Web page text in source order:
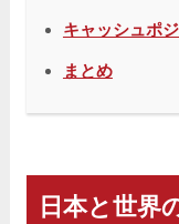
キャッシュポ
まとめ
日本と世界